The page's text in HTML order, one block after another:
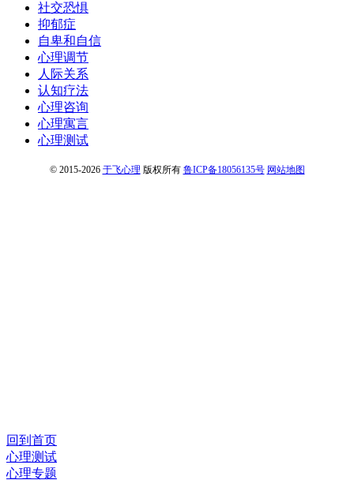
社交恐惧
抑郁症
自卑和自信
心理调节
人际关系
认知疗法
心理咨询
心理寓言
心理测试
© 2015-2026 于飞心理 版权所有 鲁ICP备18056135号 网站地图
回到首页
心理测试
心理专题